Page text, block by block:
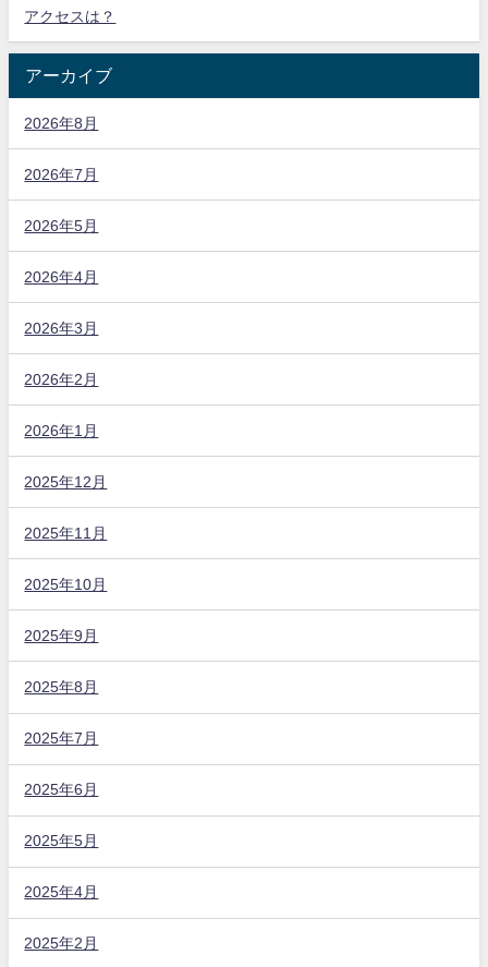
アクセスは？
アーカイブ
2026年8月
2026年7月
2026年5月
2026年4月
2026年3月
2026年2月
2026年1月
2025年12月
2025年11月
2025年10月
2025年9月
2025年8月
2025年7月
2025年6月
2025年5月
2025年4月
2025年2月